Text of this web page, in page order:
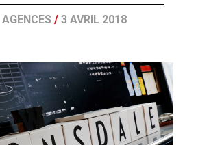
AGENCES / 3 AVRIL 2018